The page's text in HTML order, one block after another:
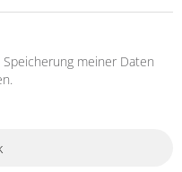
meiner Daten